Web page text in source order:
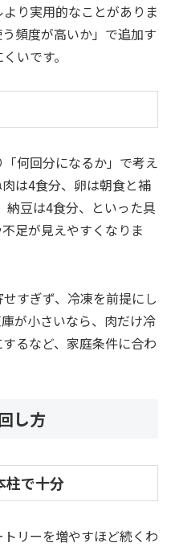
り実用的なことがありま
頻度が高いか」で追加す
いです。
何回分になるか」で考え
は4食分、卵は朝食と補
納豆は4食分、といった具
足が見えやすくなりま
すぎず、冷凍を前提にし
が小さいなら、肉だけ冷
るなど、家庭条件に合わ
し方
柱で十分
リーを増やすほど続くわ